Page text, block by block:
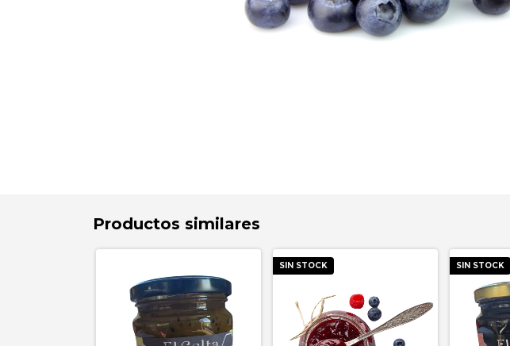
Productos similares
SIN STOCK SIN STOCK